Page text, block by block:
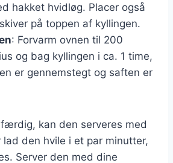
hakket hvidløg. Placer også
på toppen af kyllingen.
: Forvarm ovnen til 200
og bag kyllingen i ca. 1 time,
er gennemstegt og saften er
kan den serveres med
lad den hvile i et par minutter,
Server den med dine